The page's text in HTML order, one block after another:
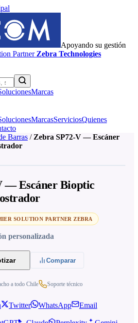
Apoyando su gestión
Partner Zebra Technologies
Marcas
MarcasServiciosQuienes
Barras / Zebra SP72-V — Escáner
— Escáner Bioptic
SOLUTION PARTNER ZEBRA
personalizada
Comparar
a todo Chile Soporte técnico
Twitter WhatsApp Email